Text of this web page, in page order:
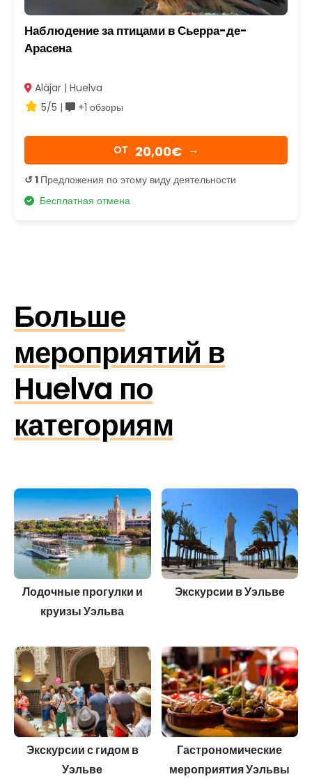
Наблюдение за птицами в Сьерра-де-
Арасена
Alájar | Huelva
5/5 |
+1 обзоры
OТ 20,00€ →
↺ 1 Предложения по этому виду деятельности
Бесплатная отмена
Больше
мероприятий в
Huelva по
категориям
Лодочные прогулки и
круизы Уэльва
Экскурсии в Уэльве
Экскурсии с гидом в
Уэльве
Гастрономические
мероприятия Уэльвы